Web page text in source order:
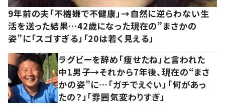
9年前の夫「不機嫌で不健康」→自然に逆らわない生
活を送った結果…42歳になった現在の”まさかの
姿”に「スゴすぎる」「20は若く見える」
ラグビーを辞め「痩せたね」と言われた
中1男子→それから7年後、現在の“まさ
かの姿”に…「ガチでえぐい」「何があっ
たの？」「雰囲気変わりすぎ」